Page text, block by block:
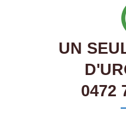
UN
0472